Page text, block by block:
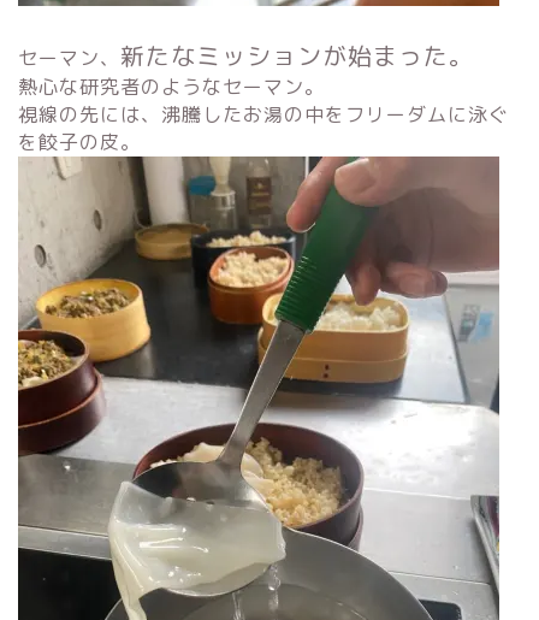
セーマン、 新たなミッションが始まった。
熱心な研究者のようなセーマン。
視線の先には、沸騰したお湯の中をフリーダムに泳ぐ
を餃子の皮。